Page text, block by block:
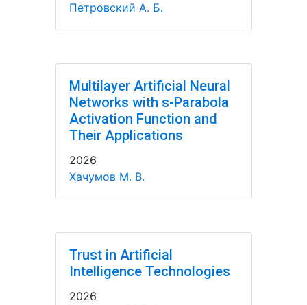
Петровский А. Б.
Multilayer Artificial Neural
Networks with s-Parabola
Activation Function and
Their Applications
2026
Хачумов М. В.
Trust in Artificial
Intelligence Technologies
2026